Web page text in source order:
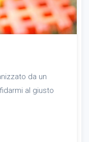
da un
al giusto